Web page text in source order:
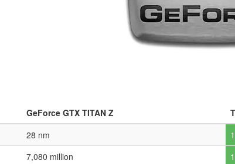
GeForce GTX TITAN Z
28 nm
7,080 million